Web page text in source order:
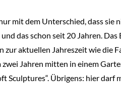
mit dem Unterschied, dass
das schon seit 20 Jahren.
zur aktuellen Jahreszeit wie die
zwei Jahren mitten in einem
Sculptures“. Übrigens: hier